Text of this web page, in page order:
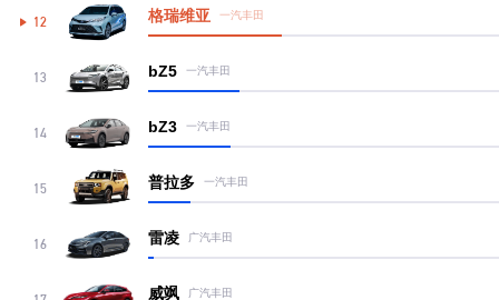
12 格瑞维亚 一汽丰田
13 bZ5 一汽丰田
14 bZ3 一汽丰田
15 普拉多 一汽丰田
16 雷凌 广汽丰田
威飒 广汽丰田